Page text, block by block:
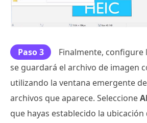
Paso 3
Finalmente, configure
se guardará el archivo de imagen
utilizando la ventana emergente
archivos que aparece. Seleccione
que hayas establecido la